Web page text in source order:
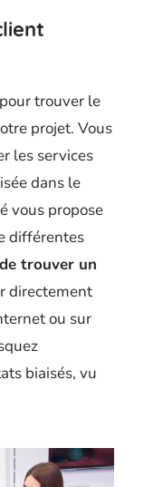
trouver le
projet. Vous
les services
dans le
vous propose
différentes
trouver un
directement
ou sur
biaisés, vu